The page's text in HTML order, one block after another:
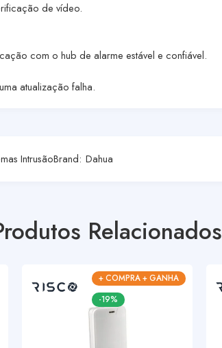
de vídeo.
com o hub de alarme estável e confiável.
atualização falha.
IntrusãoBrand: Dahua
Relacionados
+ COMPRA + GANHA
-19%